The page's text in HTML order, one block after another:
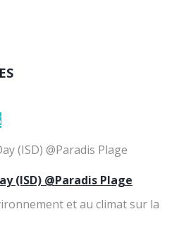
(ISD) @Paradis Plage